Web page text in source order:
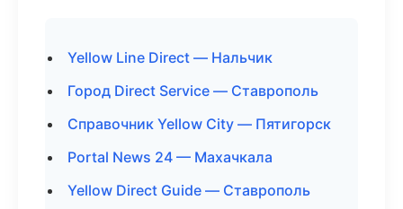
Yellow Line Direct — Нальчик
Город Direct Service — Ставрополь
Справочник Yellow City — Пятигорск
Portal News 24 — Махачкала
Yellow Direct Guide — Ставрополь